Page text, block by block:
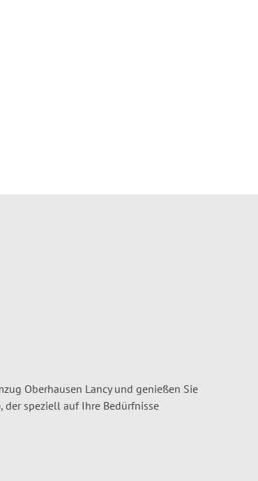
Oberhausen Lancy und genießen Sie
, der speziell auf Ihre Bedürfnisse